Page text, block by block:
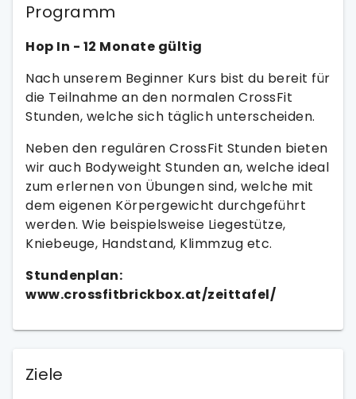
Programm
Hop In - 12 Monate gültig
Nach unserem Beginner Kurs bist du bereit für
die Teilnahme an den normalen CrossFit
Stunden, welche sich täglich unterscheiden.
Neben den regulären CrossFit Stunden bieten
wir auch Bodyweight Stunden an, welche ideal
zum erlernen von Übungen sind, welche mit
dem eigenen Körpergewicht durchgeführt
werden. Wie beispielsweise Liegestütze,
Kniebeuge, Handstand, Klimmzug etc.
Stundenplan:
www.crossfitbrickbox.at/zeittafel/
Ziele